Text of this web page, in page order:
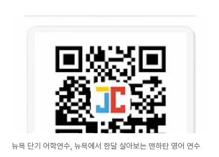
한다? 솔직히 이건 그냥 채용이 아니라 “지금까지의 체용 자체가 바뀌는 이벤
열사 및 채용 특징 지원 마감 및 합격 전략 HMG 테크 탤런트 포럼 핵심 내용
합격 전략 자기 소개서 미..
뉴욕 단기 어학연수, 뉴욕에서 한달 살아보는 맨하탄 영어 연수